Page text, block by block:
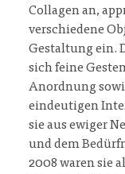
Collagen an,
verschiedene
Gestaltung ein.
sich feine
Anordnung
eindeutigen
sie aus ewiger
und dem
2008 waren sie